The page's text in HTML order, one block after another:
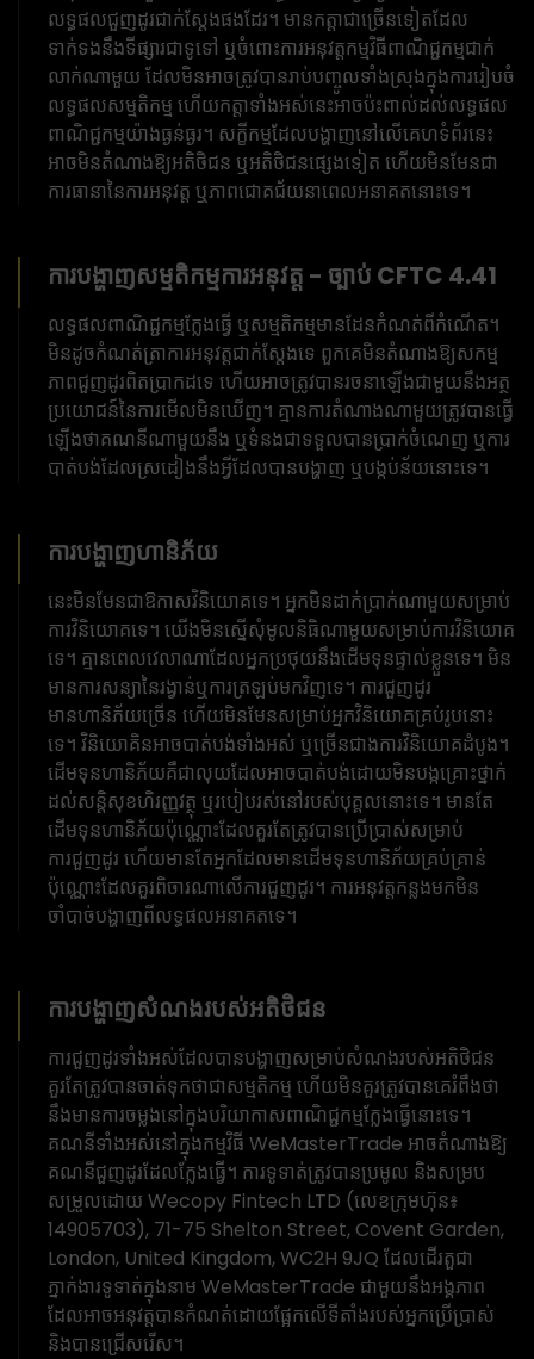
លទ្ធផលជួញដូរជាក់ស្តែងផងដែរ។ មានកត្តាជាច្រើនទៀតដែល
ទាក់ទងនឹងទីផ្សារជាទូទៅ ឬចំពោះការអនុវត្តកម្មវិធីពាណិជ្ជកម្មជាក់
លាក់ណាមួយ ដែលមិនអាចត្រូវបានរាប់បញ្ចូលទាំងស្រុងក្នុងការរៀបចំ
លទ្ធផលសម្មតិកម្ម ហើយកត្តាទាំងអស់នេះអាចប៉ះពាល់ដល់លទ្ធផល
ពាណិជ្ជកម្មយ៉ាងធ្ងន់ធ្ងរ។ សក្ខីកម្មដែលបង្ហាញនៅលើគេហទំព័រនេះ
អាចមិនតំណាងឱ្យអតិថិជន ឬអតិថិជនផ្សេងទៀត ហើយមិនមែនជា
ការធានានៃការអនុវត្ត ឬភាពជោគជ័យនាពេលអនាគតនោះទេ។
ការបង្ហាញសម្មតិកម្មការអនុវត្ត - ច្បាប់ CFTC 4.41
លទ្ធផលពាណិជ្ជកម្មក្លែងធ្វើ ឬសម្មតិកម្មមានដែនកំណត់ពីកំណើត។
មិនដូចកំណត់ត្រាការអនុវត្តជាក់ស្តែងទេ ពួកគេមិនតំណាងឱ្យសកម្ម
ភាពជួញដូរពិតប្រាកដទេ ហើយអាចត្រូវបានរចនាឡើងជាមួយនឹងអត្ថ
ប្រយោជន៍នៃការមើលមិនឃើញ។ គ្មានការតំណាងណាមួយត្រូវបានធ្វើ
ឡើងថាគណនីណាមួយនឹង ឬទំនងជាទទួលបានប្រាក់ចំណេញ ឬការ
បាត់បង់ដែលស្រដៀងនឹងអ្វីដែលបានបង្ហាញ ឬបង្កប់ន័យនោះទេ។
ការបង្ហាញហានិភ័យ
នេះមិនមែនជាឱកាសវិនិយោគទេ។ អ្នកមិនដាក់ប្រាក់ណាមួយសម្រាប់
ការវិនិយោគទេ។ យើងមិនស្នើសុំមូលនិធិណាមួយសម្រាប់ការវិនិយោគ
ទេ។ គ្មានពេលវេលាណាដែលអ្នកប្រថុយនឹងដើមទុនផ្ទាល់ខ្លួនទេ។ មិន
មានការសន្យានៃរង្វាន់ឬការត្រឡប់មកវិញទេ។ ការជួញដូរ
មានហានិភ័យច្រើន ហើយមិនមែនសម្រាប់អ្នកវិនិយោគគ្រប់រូបនោះ
ទេ។ វិនិយោគិនអាចបាត់បង់ទាំងអស់ ឬច្រើនជាងការវិនិយោគដំបូង។
ដើមទុនហានិភ័យគឺជាលុយដែលអាចបាត់បង់ដោយមិនបង្កគ្រោះថ្នាក់
ដល់សន្តិសុខហិរញ្ញវត្ថុ ឬរបៀបរស់នៅរបស់បុគ្គលនោះទេ។ មានតែ
ដើមទុនហានិភ័យប៉ុណ្ណោះដែលគួរតែត្រូវបានប្រើប្រាស់សម្រាប់
ការជួញដូរ ហើយមានតែអ្នកដែលមានដើមទុនហានិភ័យគ្រប់គ្រាន់
ប៉ុណ្ណោះដែលគួរពិចារណាលើការជួញដូរ។ ការ​អនុវត្ត​កន្លង​មក​មិន​
ចាំបាច់​បង្ហាញ​ពី​លទ្ធផល​អនាគត​ទេ។
ការបង្ហាញសំណងរបស់អតិថិជន
ការជួញដូរទាំងអស់ដែលបានបង្ហាញសម្រាប់សំណងរបស់អតិថិជន
គួរតែត្រូវបានចាត់ទុកថាជាសម្មតិកម្ម ហើយមិនគួរត្រូវបានគេរំពឹងថា
នឹងមានការចម្លងនៅក្នុងបរិយាកាសពាណិជ្ជកម្មក្លែងធ្វើនោះទេ។
គណនីទាំងអស់នៅក្នុងកម្មវិធី WeMasterTrade អាចតំណាងឱ្យ
គណនីជួញដូរដែលក្លែងធ្វើ។ ការទូទាត់ត្រូវបានប្រមូល និងសម្រប
សម្រួលដោយ Wecopy Fintech LTD (លេខក្រុមហ៊ុន៖
14905703), 71-75 Shelton Street, Covent Garden,
London, United Kingdom, WC2H 9JQ ដែលដើរតួជា
ភ្នាក់ងារទូទាត់ក្នុងនាម WeMasterTrade ជាមួយនឹងអង្គភាព
ដែលអាចអនុវត្តបានកំណត់ដោយផ្អែកលើទីតាំងរបស់អ្នកប្រើប្រាស់
និងបានជ្រើសរើស។